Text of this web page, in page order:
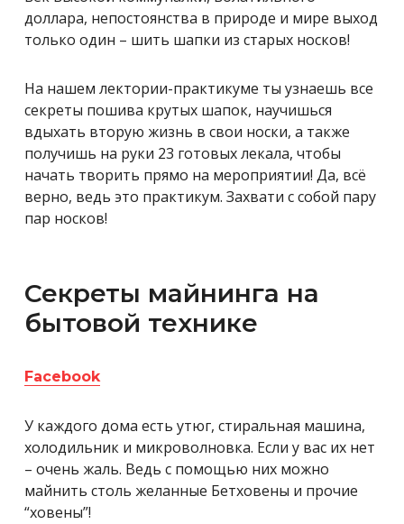
доллара, непостоянства в природе и мире выход
только один – шить шапки из старых носков!
На нашем лектории-практикуме ты узнаешь все
секреты пошива крутых шапок, научишься
вдыхать вторую жизнь в свои носки, а также
получишь на руки 23 готовых лекала, чтобы
начать творить прямо на мероприятии! Да, всё
верно, ведь это практикум. Захвати с собой пару
пар носков!
Секреты майнинга на
бытовой технике
Facebook
У каждого дома есть утюг, стиральная машина,
холодильник и микроволновка. Если у вас их нет
– очень жаль. Ведь с помощью них можно
майнить столь желанные Бетховены и прочие
“ховены”!